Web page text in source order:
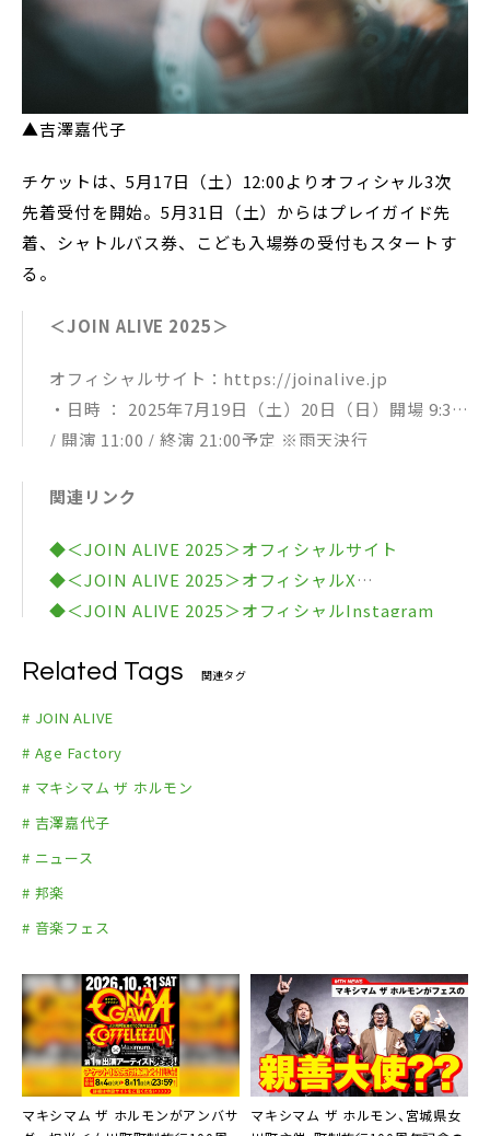
▲吉澤嘉代子
チケットは、5月17日（土）12:00よりオフィシャル3次
先着受付を開始。5月31日（土）からはプレイガイド先
着、シャトルバス券、こども入場券の受付もスタートす
る。
＜JOIN ALIVE 2025＞
オフィシャルサイト：https://joinalive.jp
・日時 ： 2025年7月19日（土）20日（日）開場 9:30
/ 開演 11:00 / 終演 21:00予定 ※雨天決行
海道グリーンランド遊園地）
場券 ¥14,000
・問い合わせ ：https://joinalive.jp/2025/contac
t/
関連リンク
◆＜JOIN ALIVE 2025＞オフィシャルサイト
◆＜JOIN ALIVE 2025＞オフィシャルX
◆＜JOIN ALIVE 2025＞オフィシャルInstagram
Related Tags 関連タグ
# JOIN ALIVE
# Age Factory
# マキシマム ザ ホルモン
# 吉澤嘉代子
# ニュース
# 邦楽
# 音楽フェス
マキシマム ザ ホルモンがアンバサ
マキシマム ザ ホルモン、宮城県女